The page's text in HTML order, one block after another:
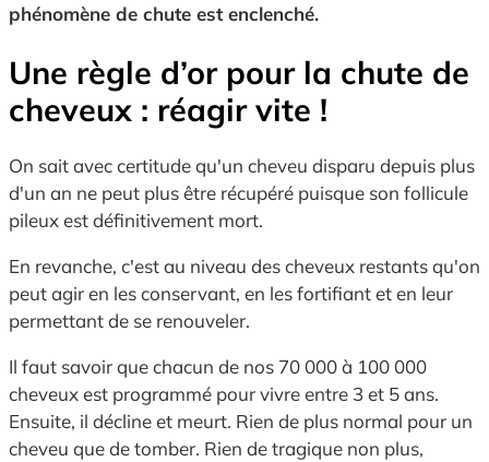
phénomène de chute est enclenché.
Une règle d’or pour la chute de
cheveux : réagir vite !
On sait avec certitude qu'un cheveu disparu depuis plus
d'un an ne peut plus être récupéré puisque son follicule
pileux est définitivement mort.
En revanche, c'est au niveau des cheveux restants qu'on
peut agir en les conservant, en les fortifiant et en leur
permettant de se renouveler.
Il faut savoir que chacun de nos 70 000 à 100 000
cheveux est programmé pour vivre entre 3 et 5 ans.
Ensuite, il décline et meurt. Rien de plus normal pour un
cheveu que de tomber. Rien de tragique non plus,